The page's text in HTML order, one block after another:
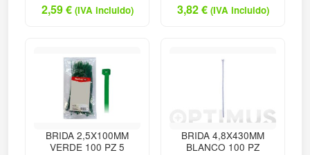
2,59€ (IVA incluido) 3,82€ (IVA incluido)
BRIDA 2,5X100MM
VERDE 100 PZ 5
BRIDA 4,8X430MM
BLANCO 100 PZ